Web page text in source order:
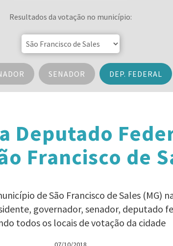
Resultados da votação no município:
SENADOR DEP. FEDERAL
Deputado
Francisco de
de São Francisco de Sales (MG)
governador, senador, deputado
todos os locais de votação da cidade